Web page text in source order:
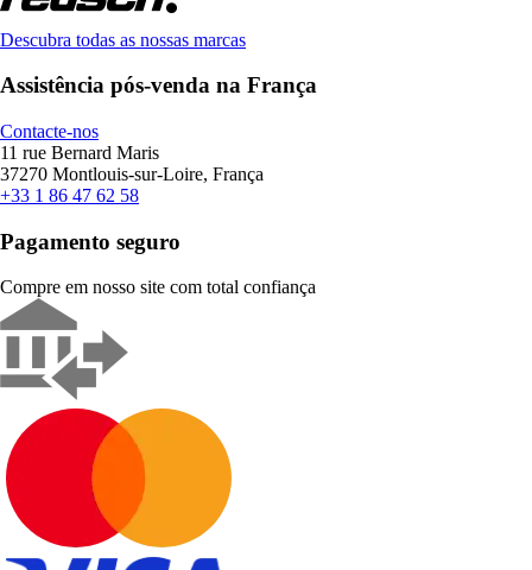
Descubra todas as nossas marcas
Assistência pós-venda na França
Contacte-nos
11 rue Bernard Maris
37270 Montlouis-sur-Loire, França
+33 1 86 47 62 58
Pagamento seguro
Compre em nosso site com total confiança